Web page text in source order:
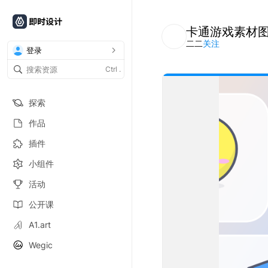
登录
Ctrl .
探索
作品
插件
小组件
活动
公开课
A1.art
Wegic
卡通游戏素材
二二关注